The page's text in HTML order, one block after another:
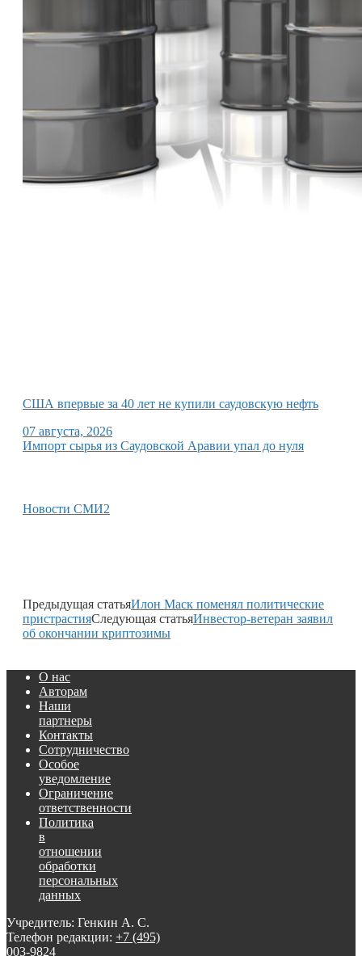
США впервые за 40 лет не купили саудовскую нефть
07 августа, 2026
Импорт сырья из Саудовской Аравии упал до нуля
Новости СМИ2
Предыдущая статьяИлон Маск поменял политические
пристрастияСледующая статьяИнвестор-ветеран заявил
об окончании криптозимы
О нас
Авторам
Наши
партнеры
Контакты
Сотрудничество
Особое
уведомление
Ограничение
ответственности
Политика
в
отношении
обработки
персональных
данных
Учредитель: Генкин А. С.
Телефон редакции: +7 (495)
003-9824